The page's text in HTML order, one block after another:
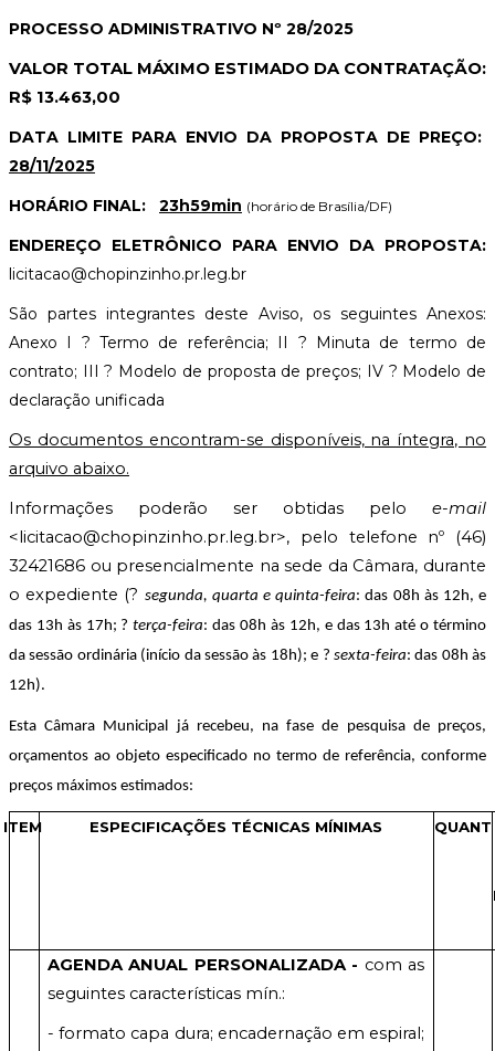
PROCESSO ADMINISTRATIVO Nº 28/2025
VALOR TOTAL MÁXIMO ESTIMADO DA CONTRATAÇÃO:
R$ 13.463,00
DATA LIMITE PARA ENVIO DA PROPOSTA DE PREÇO:
28/11/2025
HORÁRIO FINAL: 23h59min (horário de Brasília/DF)
ENDEREÇO ELETRÔNICO PARA ENVIO DA PROPOSTA:
licitacao@chopinzinho.pr.leg.br
São partes integrantes deste Aviso, os seguintes Anexos:
Anexo I ? Termo de referência; II ? Minuta de termo de
contrato; III ? Modelo de proposta de preços; IV ? Modelo de
declaração unificada
Os documentos encontram-se disponíveis, na íntegra, no
arquivo abaixo.
Informações poderão ser obtidas peloe-mail
<licitacao@chopinzinho.pr.leg.br>, pelo telefone nº (46)
32421686 ou presencialmente na sede da Câmara, durante
o expediente (? segunda, quarta e quinta-feira: das 08h às 12h, e
das 13h às 17h; ?terça-feira: das 08h às 12h, e das 13h até o término
da sessão ordinária (início da sessão às 18h); e ? sexta-feira: das 08h às
12h).
Esta Câmara Municipal já recebeu, na fase de pesquisa de preços,
orçamentos ao objeto especificado no termo de referência, conforme
preços máximos estimados:
ITEM ESPECIFICAÇÕES TÉCNICAS MÍNIMAS QUANT
AGENDA ANUAL PERSONALIZADA - com as
seguintes características mín.:
- formato capa dura; encadernação em espiral;